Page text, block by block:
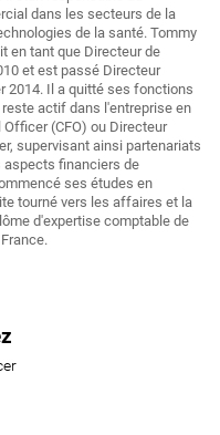
dans les secteurs de la
de la santé. Tommy
en tant que Directeur de
et est passé Directeur
2014. Il a quitté ses fonctions
reste actif dans l'entreprise en
(CFO) ou Directeur
supervisant ainsi partenariats
financiers de
ses études en
tourné vers les affaires et la
d'expertise comptable de